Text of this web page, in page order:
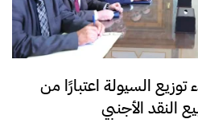
السيولة اعتبارًا من
النقد الأجنبي